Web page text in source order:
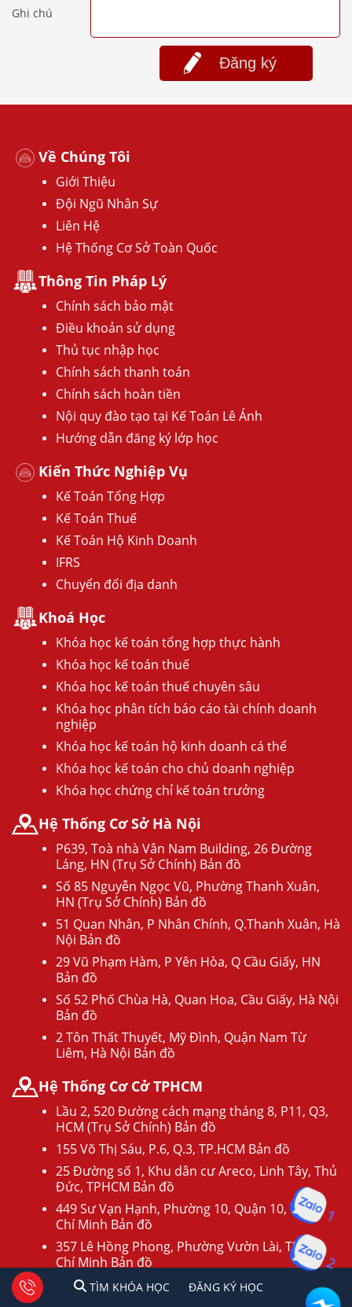
Ghi chú
Đăng ký
Về Chúng Tôi
Giới Thiệu
Đội Ngũ Nhân Sự
Liên Hệ
Hệ Thống Cơ Sở Toàn Quốc
Thông Tin Pháp Lý
Chính sách bảo mật
Điều khoản sử dụng
Thủ tục nhập học
Chính sách thanh toán
Chính sách hoàn tiền
Nội quy đào tạo tại Kế Toán Lê Ánh
Hướng dẫn đăng ký lớp học
Kiến Thức Nghiệp Vụ
Kế Toán Tổng Hợp
Kế Toán Thuế
Kế Toán Hộ Kinh Doanh
IFRS
Chuyển đổi địa danh
Khoá Học
Khóa học kế toán tổng hợp thực hành
Khóa học kế toán thuế
Khóa học kế toán thuế chuyên sâu
Khóa học phân tích báo cáo tài chính doanh
nghiệp
Khóa học kế toán hộ kinh doanh cá thể
Khóa học kế toán cho chủ doanh nghiệp
Khóa học chứng chỉ kế toán trưởng
Hệ Thống Cơ Sở Hà Nội
P639, Toà nhà Vân Nam Building, 26 Đường
Láng, HN (Trụ Sở Chính) Bản đồ
Số 85 Nguyễn Ngọc Vũ, Phường Thanh Xuân,
HN (Trụ Sở Chính) Bản đồ
51 Quan Nhân, P Nhân Chính, Q.Thanh Xuân, Hà
Nội Bản đồ
29 Vũ Phạm Hàm, P Yên Hòa, Q Cầu Giấy, HN
Bản đồ
Số 52 Phố Chùa Hà, Quan Hoa, Cầu Giấy, Hà Nội
Bản đồ
2 Tôn Thất Thuyết, Mỹ Đình, Quận Nam Từ
Liêm, Hà Nội Bản đồ
Hệ Thống Cơ Cở TPHCM
Lầu 2, 520 Đường cách mạng tháng 8, P11, Q3,
HCM (Trụ Sở Chính) Bản đồ
155 Võ Thị Sáu, P.6, Q.3, TP.HCM Bản đồ
25 Đường số 1, Khu dân cư Areco, Linh Tây, Thủ
Đức, TPHCM Bản đồ
449 Sư Vạn Hạnh, Phường 10, Quận 10, TP Hồ
Chí Minh Bản đồ
357 Lê Hồng Phong, Phường Vườn Lài, TP Hồ
Chí Minh Bản đồ
Số 9 Tô Hiến Thành, Phường 13, Quận 10, TP Hồ
TÌM KHÓA HỌC ĐĂNG KÍ HỌC
1 2 Tư vấn facebook
TÌM KHÓA HỌC ĐĂNG KÝ HỌC
1
2